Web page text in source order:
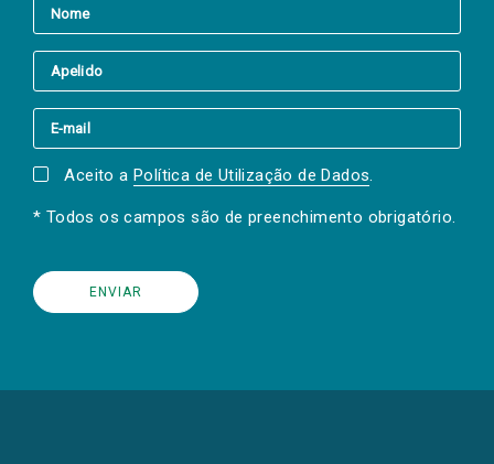
Aceito a Política de Utilização de Dados.
* Todos os campos são de preenchimento obrigatório.